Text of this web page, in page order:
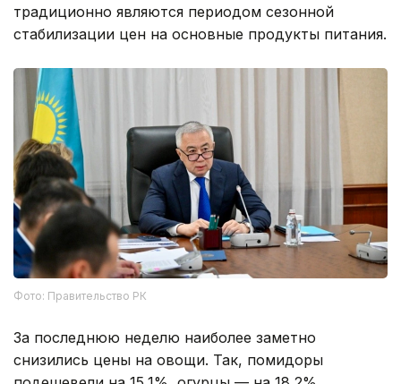
традиционно являются периодом сезонной
стабилизации цен на основные продукты питания.
Фото: Правительство РК
За последнюю неделю наиболее заметно
снизились цены на овощи. Так, помидоры